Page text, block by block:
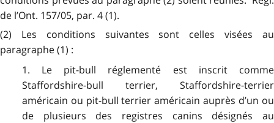
de l’Ont. 157/05, par. 4 (1).
(2) Les conditions suivantes sont celles visées au
paragraphe (1) :
1. Le pit-bull réglementé est inscrit comme
Staffordshire-bull terrier, Staffordshire-terrier
américain ou pit-bull terrier américain auprès d’un ou
de plusieurs des registres canins désignés au